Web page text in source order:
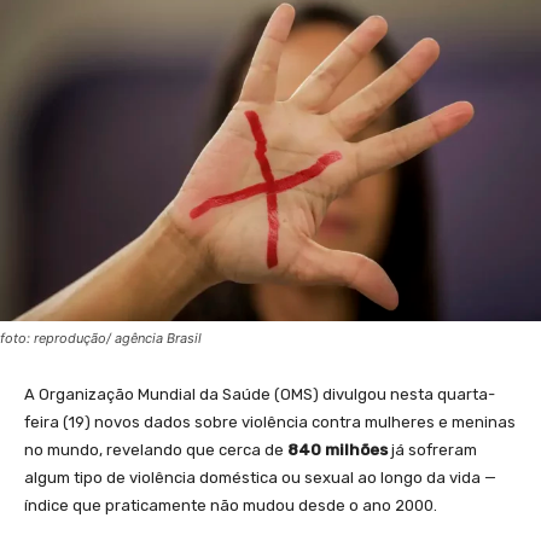
foto: reprodução/ agência Brasil
A Organização Mundial da Saúde (OMS) divulgou nesta quarta-
feira (19) novos dados sobre violência contra mulheres e meninas
no mundo, revelando que cerca de 840 milhõesjá sofreram
algum tipo de violência doméstica ou sexual ao longo da vida —
índice que praticamente não mudou desde o ano 2000.